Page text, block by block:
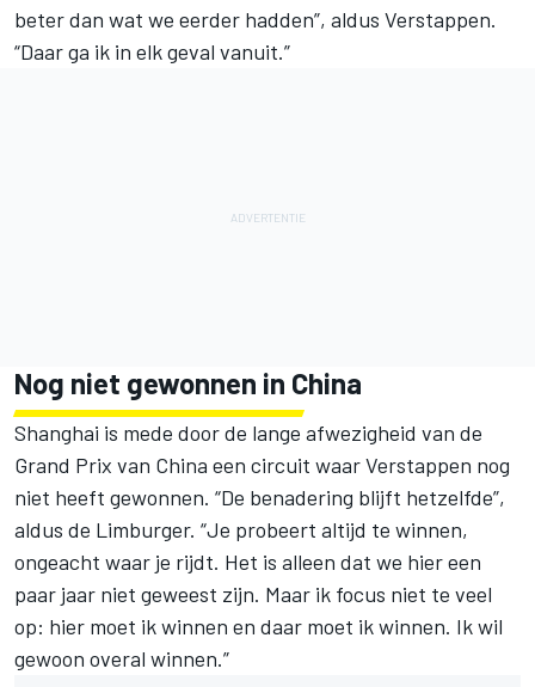
beter dan wat we eerder hadden”, aldus Verstappen.
“Daar ga ik in elk geval vanuit.”
Nog niet gewonnen in China
Shanghai is mede door de lange afwezigheid van de
Grand Prix van China een circuit waar Verstappen nog
niet heeft gewonnen. “De benadering blijft hetzelfde”,
aldus de Limburger. “Je probeert altijd te winnen,
ongeacht waar je rijdt. Het is alleen dat we hier een
paar jaar niet geweest zijn. Maar ik focus niet te veel
op: hier moet ik winnen en daar moet ik winnen. Ik wil
gewoon overal winnen.”